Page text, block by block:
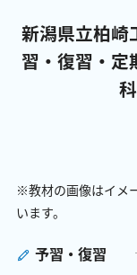
新潟県立柏崎
習・復習・定
※教材の画像はイメ
います。
予習・復習